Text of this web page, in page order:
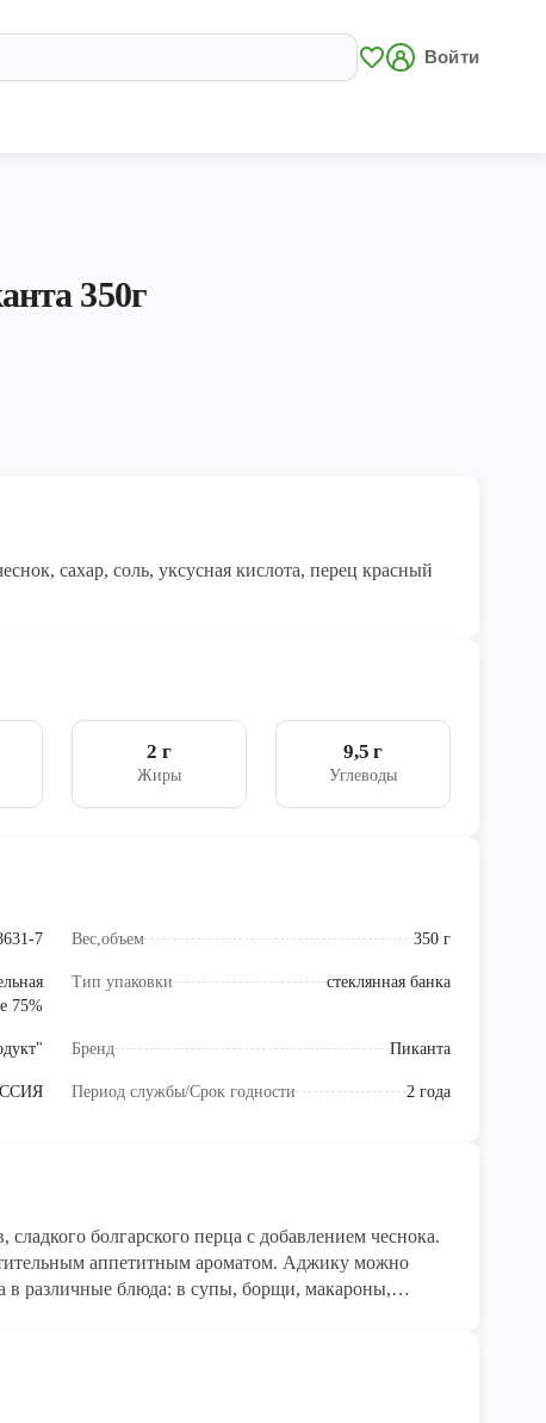
Войти
350г
сахар, соль, уксусная кислота, перец красный
2 г
Жиры
9,5 г
Углеводы
7 Вес,объем 350 г
75%
Тип упаковки стеклянная банка
Бренд Пиканта
Период службы/Срок годности 2 года
болгарского перца c добавлением чеснока.
аппетитным ароматом. Аджику можно
в различные блюда: в супы, борщи, макароны,